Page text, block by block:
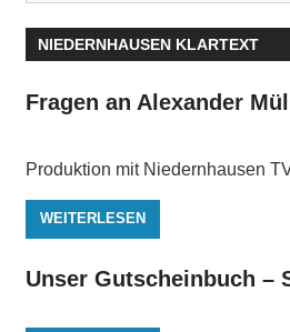
NIEDERNHAUSEN KLARTEXT
Fragen an Alexander
Produktion mit Niedernhausen
WEITERLESEN
Unser Gutscheinbuch –